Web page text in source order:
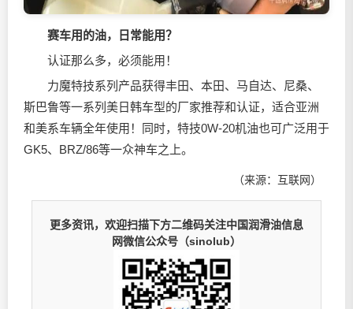
赛车用的油，日常能用？
认证那么多，必须能用！
力魔特技系列产品获得丰田、本田、马自达、尼桑、
斯巴鲁等一系列美日韩车型的厂家推荐和认证，适合亚洲
和美系车辆全年使用！同时，特技0W-20机油也可广泛用于
GK5、BRZ/86等一众神车之上。
（来源：互联网）
更多资讯，欢迎扫描下方二维码关注中国润滑油信息
网微信公众号（sinolub）